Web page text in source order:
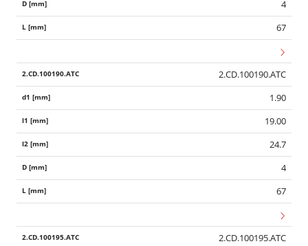
4
67
2.CD.100190.ATC
1.90
19.00
24.7
4
67
2.CD.100195.ATC